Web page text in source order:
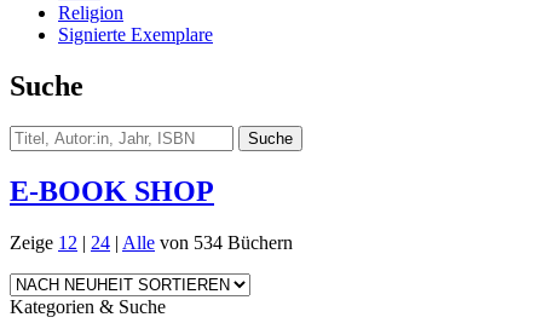
Religion
Signierte Exemplare
Suche
E-BOOK SHOP
Zeige 12 | 24 | Alle von 534 Büchern
Kategorien & Suche